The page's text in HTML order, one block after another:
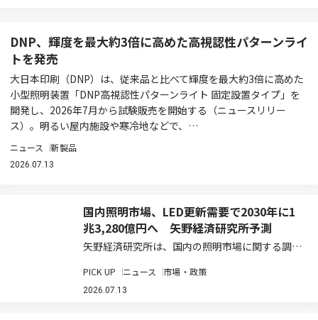
DNP、輝度を最大約3倍に高めた高視認性パターンライ
トを発売
大日本印刷（DNP）は、従来品と比べて輝度を最大約3倍に高めた
小型照明装置「DNP高視認性パターンライト 固定設置タイプ」を
開発し、2026年7月から試験販売を開始する（ニュースリリー
ス）。明るい屋内施設や寒冷地などで、…
ニュース 新製品
2026.07.13
国内照明市場、LED更新需要で2030年に1
兆3,280億円へ 矢野経済研究所予測
矢野経済研究所は、国内の照明市場に関する調査
の国内照明総市場規模は、前年比3.8％増の1兆
910億2,500万円と推計している。既設の蛍光灯
PICK UP ニュース 市場・政策
2026.07.13